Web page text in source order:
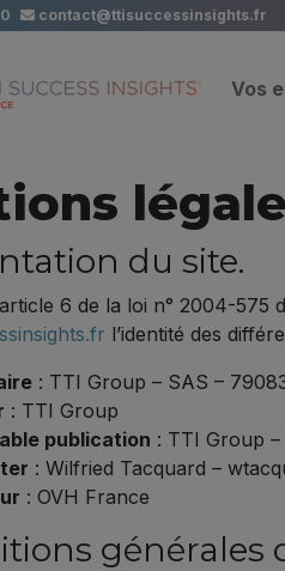
contact@ttisuccessinsights.fr
Vos
du site.
6 de la loi n° 2004-
l’identité des
: TTI Group – SAS –
: TTI Group
publication : TTI Group
: Wilfried Tacquard –
: OVH France
générales